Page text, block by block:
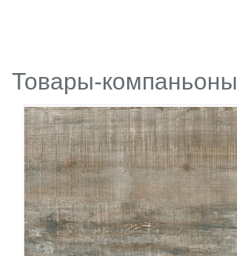
Товары-компаньоны